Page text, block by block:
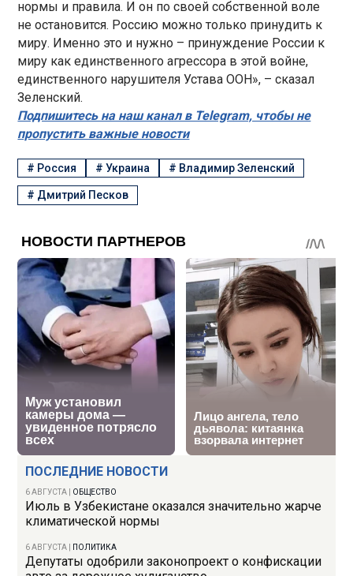
ПОСЛЕДНИЕ НОВОСТИ
6 АВГУСТА ОБЩЕСТВО
Июль в Узбекистане оказался значительно жарче
климатической нормы
6 АВГУСТА ПОЛИТИКА
Депутаты одобрили законопроект о конфискации
нормы и правила. И он по своей собственной воле
не остановится. Россию можно только принудить к
миру. Именно это и нужно – принуждение России к
миру как единственного агрессора в этой войне,
единственного нарушителя Устава ООН», – сказал
Зеленский.
Подпишитесь на наш канал в Telegram, чтобы не
пропустить важные новости
# Россия #Украина # Владимир Зеленский
# Дмитрий Песков